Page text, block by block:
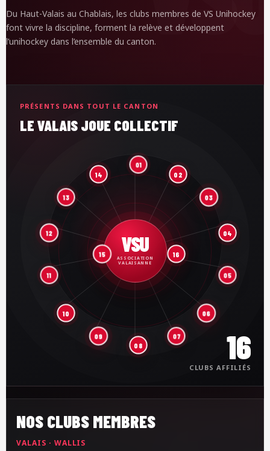
Du Haut-Valais au Chablais, les clubs membres de VS Unihockey
font vivre la discipline, forment la relève et développent
l’unihockey dans l’ensemble du canton.
PRÉSENTS DANS TOUT LE CANTON
LE VALAIS JOUE COLLECTIF
VSU
ASSOCIATION
VALAISANNE
01
02
03
04
05
06
07
08
09
10
11
12
13
14
15 16
16
CLUBS AFFILIÉS
NOS CLUBS MEMBRES
VALAIS · WALLIS